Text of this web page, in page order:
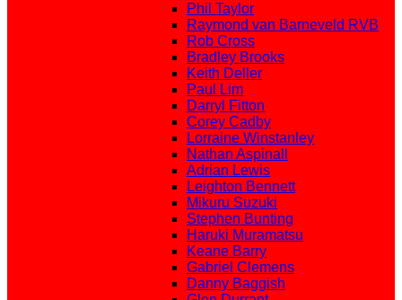
Phil Taylor
Raymond van Barneveld RVB
Rob Cross
Bradley Brooks
Keith Deller
Paul Lim
Darryl Fitton
Corey Cadby
Lorraine Winstanley
Nathan Aspinall
Adrian Lewis
Leighton Bennett
Mikuru Suzuki
Stephen Bunting
Haruki Muramatsu
Keane Barry
Gabriel Clemens
Danny Baggish